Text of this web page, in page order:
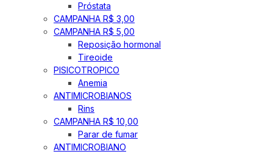
Próstata
CAMPANHA R$ 3,00
CAMPANHA R$ 5,00
Reposição hormonal
Tireoide
PISICOTROPICO
Anemia
ANTIMICROBIANOS
Rins
CAMPANHA R$ 10,00
Parar de fumar
ANTIMICROBIANO